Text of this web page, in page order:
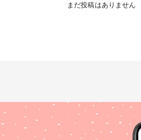
まだ投稿はありません